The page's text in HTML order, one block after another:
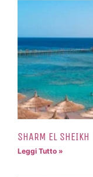
SHARM EL SHEIKH
Leggi Tutto »